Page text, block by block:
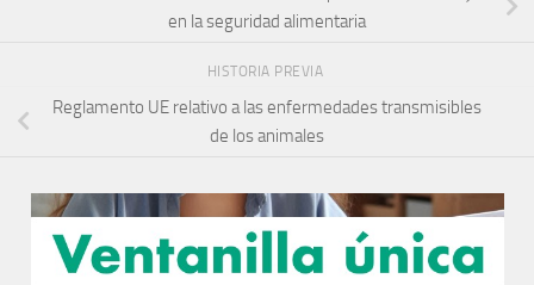
en la seguridad alimentaria
HISTORIA PREVIA
Reglamento UE relativo a las enfermedades transmisibles
de los animales